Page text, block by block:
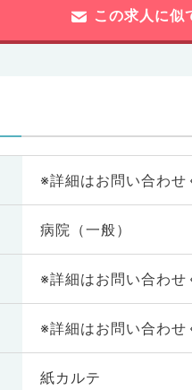
この求人に似
※詳細はお問い合わせ
病院（一般）
※詳細はお問い合わせ
※詳細はお問い合わせ
紙カルテ